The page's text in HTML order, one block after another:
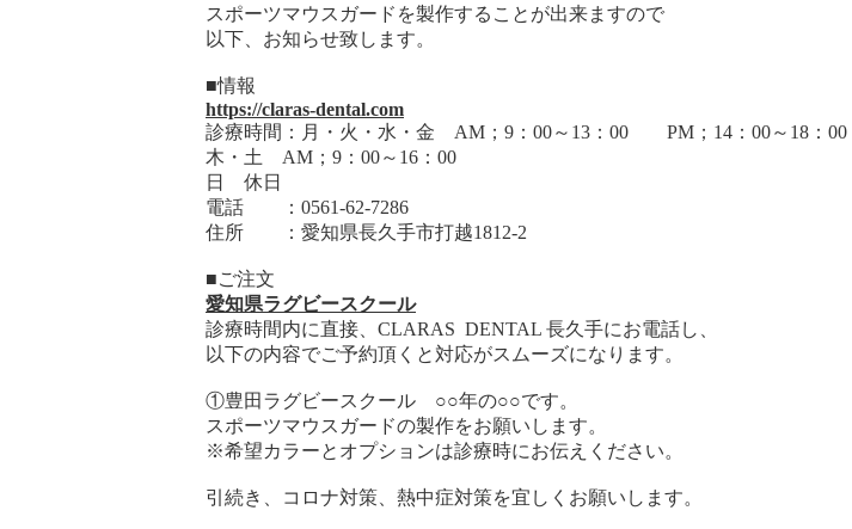
スポーツマウスガードを製作することが出来ますので
以下、お知らせ致します。
■情報
https://claras-dental.com
診療時間：月・火・水・金 AM；9：00～13：00 PM；14：00～18：00
木・土 AM；9：00～16：00
日 休日
電話 ：0561-62-7286
住所 ：愛知県長久手市打越1812-2
■ご注文
愛知県ラグビースクール
診療時間内に直接、CLARAS DENTAL 長久手にお電話し、
以下の内容でご予約頂くと対応がスムーズになります。
①豊田ラグビースクール ○○年の○○です。
スポーツマウスガードの製作をお願いします。
※希望カラーとオプションは診療時にお伝えください。
引続き、コロナ対策、熱中症対策を宜しくお願いします。